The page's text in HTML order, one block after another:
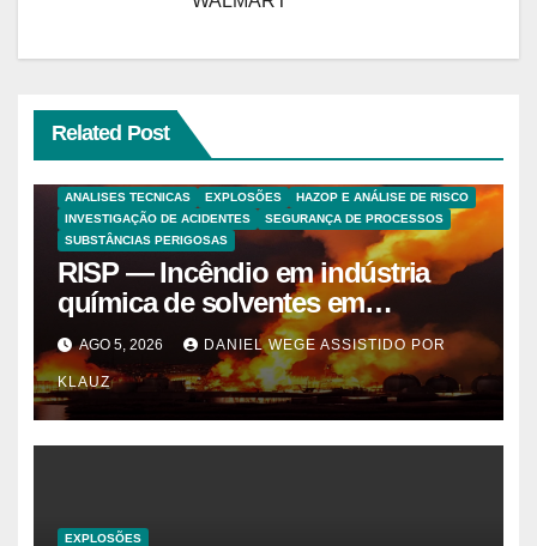
Related Post
ANALISES TECNICAS EXPLOSÕES
HAZOP E ANÁLISE DE RISCO
INVESTIGAÇÃO DE ACIDENTES
SEGURANÇA DE PROCESSOS
SUBSTÂNCIAS PERIGOSAS
RISP — Incêndio em indústria
química de solventes em
Itaquaquecetuba/SP
(UNIQUIMA/Quema)
AGO 5, 2026 DANIEL WEGE ASSISTIDO POR
KLAUZ
EXPLOSÕES